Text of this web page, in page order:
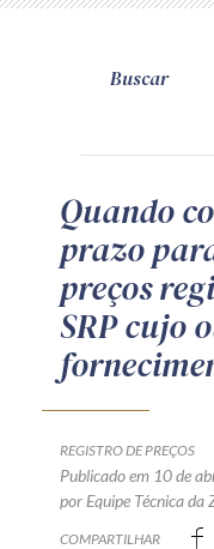
Quando
prazo
preços
SRP cujo
REGISTRO DE PREÇOS
Publicado em 10 de
por Equipe Técnica da
COMPARTILHAR